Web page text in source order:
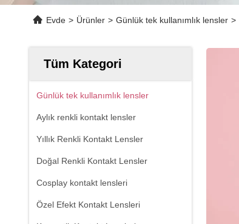
Evde > Ürünler > Günlük tek kullanımlık lensler >
Tüm Kategori
Günlük tek kullanımlık lensler
Aylık renkli kontakt lensler
Yıllık Renkli Kontakt Lensler
Doğal Renkli Kontakt Lensler
Cosplay kontakt lensleri
Özel Efekt Kontakt Lensleri